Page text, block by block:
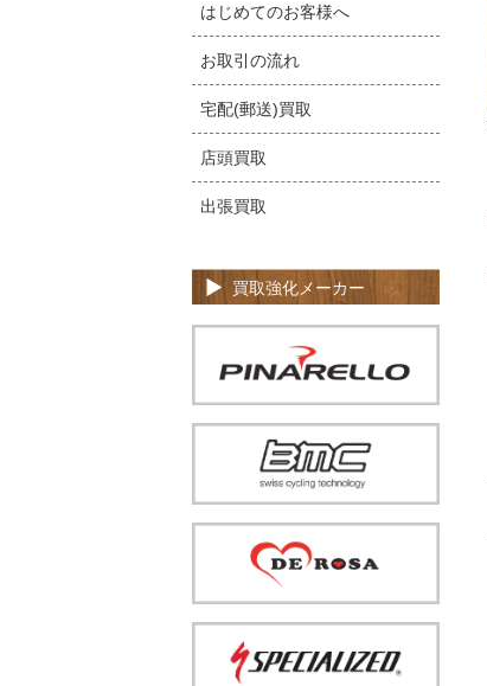
はじめてのお客様へ
お取引の流れ
宅配(郵送)買取
店頭買取
出張買取
買取強化メーカー